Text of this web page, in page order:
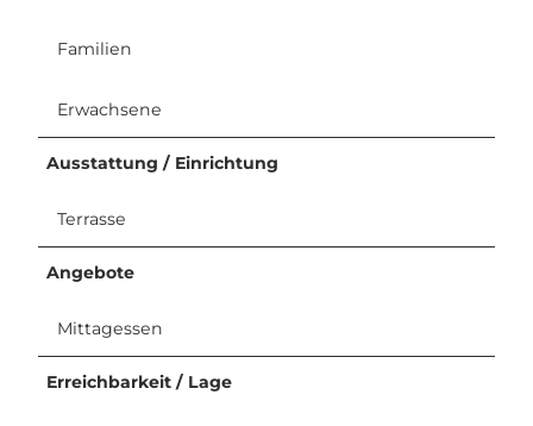
Familien
Erwachsene
Ausstattung / Einrichtung
Terrasse
Angebote
Mittagessen
Erreichbarkeit / Lage